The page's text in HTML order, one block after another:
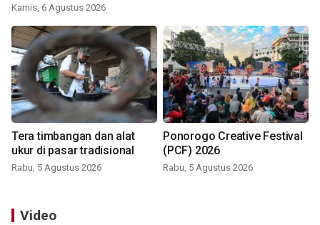
Kamis, 6 Agustus 2026
Tera timbangan dan alat
ukur di pasar tradisional
Rabu, 5 Agustus 2026
Ponorogo Creative Festival
(PCF) 2026
Rabu, 5 Agustus 2026
Video